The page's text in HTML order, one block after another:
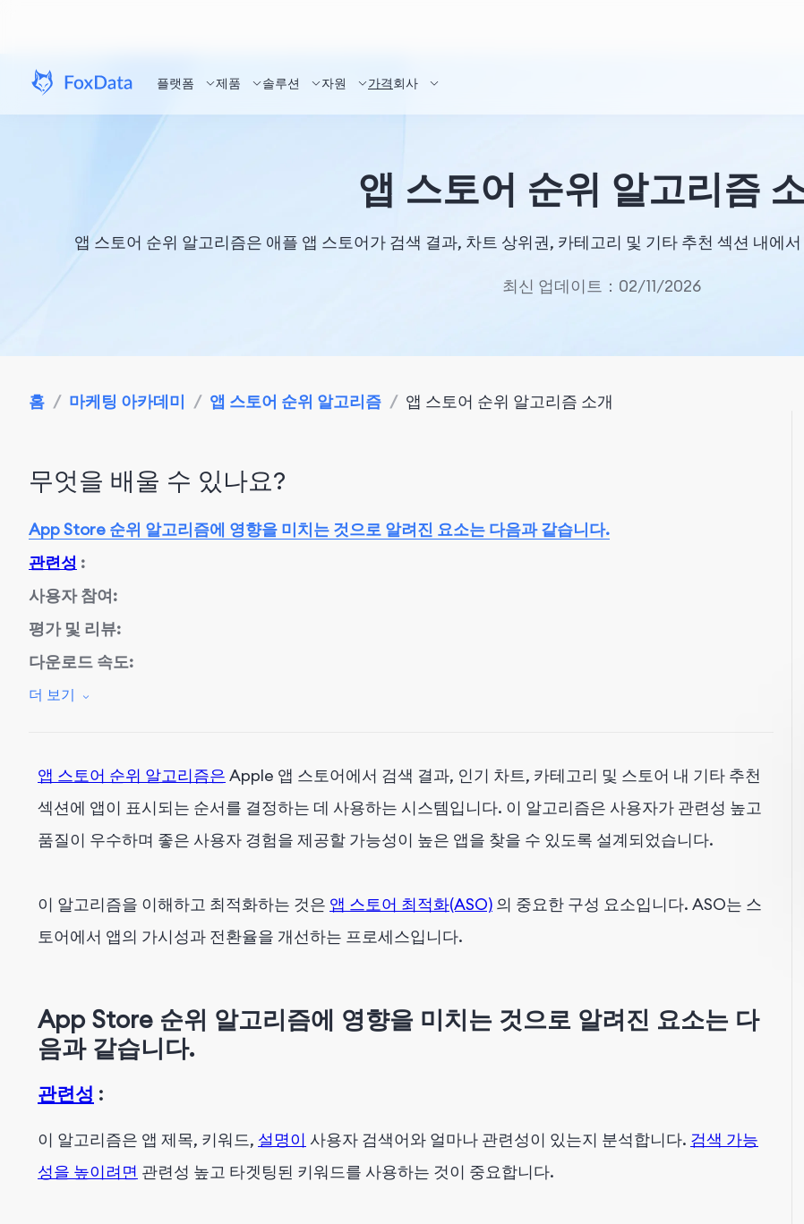
플랫폼 제품 솔루션 자원 가격회사
앱 스토어 순위 알고리즘
앱 스토어 순위 알고리즘은 애플 앱 스토어가 검색 결과, 차트 상위권, 카테고리 및 기타 추천 섹션 내에
최신 업데이트：02/11/2026
홈 / 마케팅 아카데미 / 앱 스토어 순위 알고리즘 / 앱 스토어 순위 알고리즘 소개
무엇을 배울 수 있나요?
App Store 순위 알고리즘에 영향을 미치는 것으로 알려진 요소는 다음과 같습니다.
관련성 :
사용자 참여:
평가 및 리뷰:
다운로드 속도:
품질 신호:
더 보기
앱 스토어 순위 알고리즘은 Apple 앱 스토어에서 검색 결과, 인기 차트, 카테고리 및 스토어 내 기타 추천
섹션에 앱이 표시되는 순서를 결정하는 데 사용하는 시스템입니다. 이 알고리즘은 사용자가 관련성 높고
품질이 우수하며 좋은 사용자 경험을 제공할 가능성이 높은 앱을 찾을 수 있도록 설계되었습니다.
이 알고리즘을 이해하고 최적화하는 것은 앱 스토어 최적화(ASO) 의 중요한 구성 요소입니다. ASO는 스
토어에서 앱의 가시성과 전환율을 개선하는 프로세스입니다.
App Store 순위 알고리즘에 영향을 미치는 것으로 알려진 요소는 다
음과 같습니다.
관련성 :
이 알고리즘은 앱 제목, 키워드, 설명이 사용자 검색어와 얼마나 관련성이 있는지 분석합니다. 검색 가능
성을 높이려면 관련성 높고 타겟팅된 키워드를 사용하는 것이 중요합니다.